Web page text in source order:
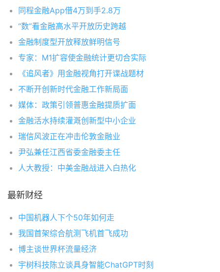
同程金融App借4万到手2.8万
“数”看金融高水平开放历史跨越
金融制度型开放释放鲜明信号
专家：M1扩容使金融统计更切合实际
《追风者》用金融视角打开谍战题材
不断开创新时代金融工作新局面
媒体：政策引领普惠金融提质扩面
金融活水持续灌溉创新型中小企业
瑞信风波正在冲击伦敦金融业
尹弘兼任江西省委金融委主任
人大教授：中美金融战进入白热化
最新财经
中国机器人下个50年如何走
我国首架综合航测飞机首飞成功
博主谈世界杯流量经济
宇树科技陈立谈具身智能ChatGPT时刻